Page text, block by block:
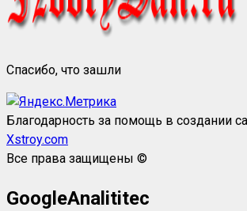
Спасибо, что зашли
Благодарность за помощь в создании
Xstroy.com
Все права защищены ©
GoogleAnalititec